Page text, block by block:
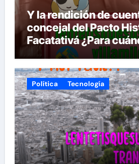
Y la rendición de
concejal del Pacto
Facatativá ¿Para
Política Tecnología